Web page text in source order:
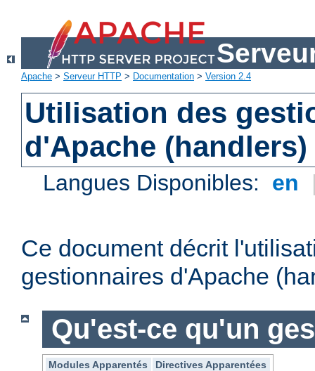
Apache > Serveur HTTP > Documentation > Version 2.4
Utilisation des
d'Apache (handlers)
Langues Disponibles: en
Ce document décrit
gestionnaires d'Apache
Qu'est-ce qu'un
Modules Apparentés
Directives Apparentées